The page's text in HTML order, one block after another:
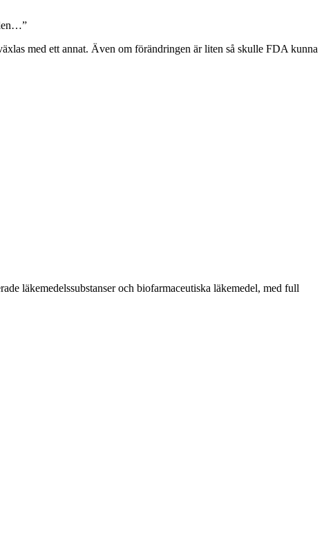
med ett annat. Även om förändringen är liten så skulle FDA kunna
läkemedelssubstanser och biofarmaceutiska läkemedel, med full